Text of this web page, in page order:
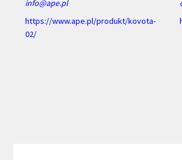
info@ape.pl
https://www.ape.pl/produkt/kovota-
02/